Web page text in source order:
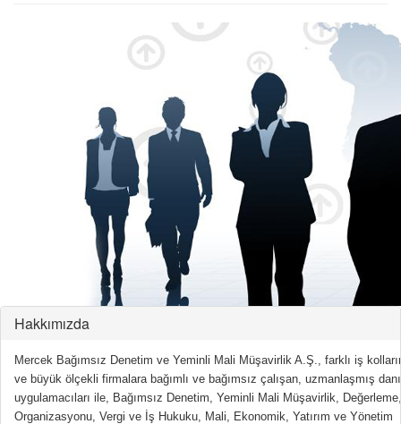
Hakkımızda
Mercek Bağımsız Denetim ve Yeminli Mali Müşavirlik A.Ş., farklı iş
ve büyük ölçekli firmalara bağımlı ve bağımsız çalışan, uzmanlaşmış
uygulamacıları ile, Bağımsız Denetim, Yeminli Mali Müşavirlik,
Organizasyonu, Vergi ve İş Hukuku, Mali, Ekonomik, Yatırım ve Yönetim